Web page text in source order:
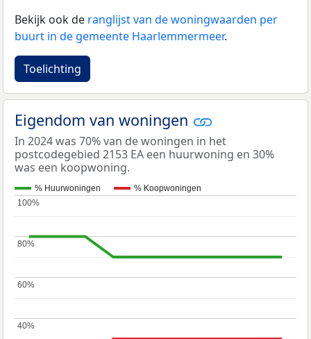
Bekijk ook de ranglijst van de woningwaarden per
buurt in de gemeente Haarlemmermeer.
Toelichting
Eigendom van woningen
In 2024 was 70% van de woningen in het
postcodegebied 2153 EA een huurwoning en 30%
was een koopwoning.
% Huurwoningen % Koopwoningen
40%
40%
60%
60%
80%
80%
100%
100%